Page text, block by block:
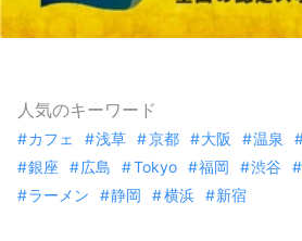
人気のキーワード
カフェ 浅草 京都 大阪 温泉
銀座
広島 Tokyo 福岡 渋谷
ラーメン
静岡 横浜 新宿